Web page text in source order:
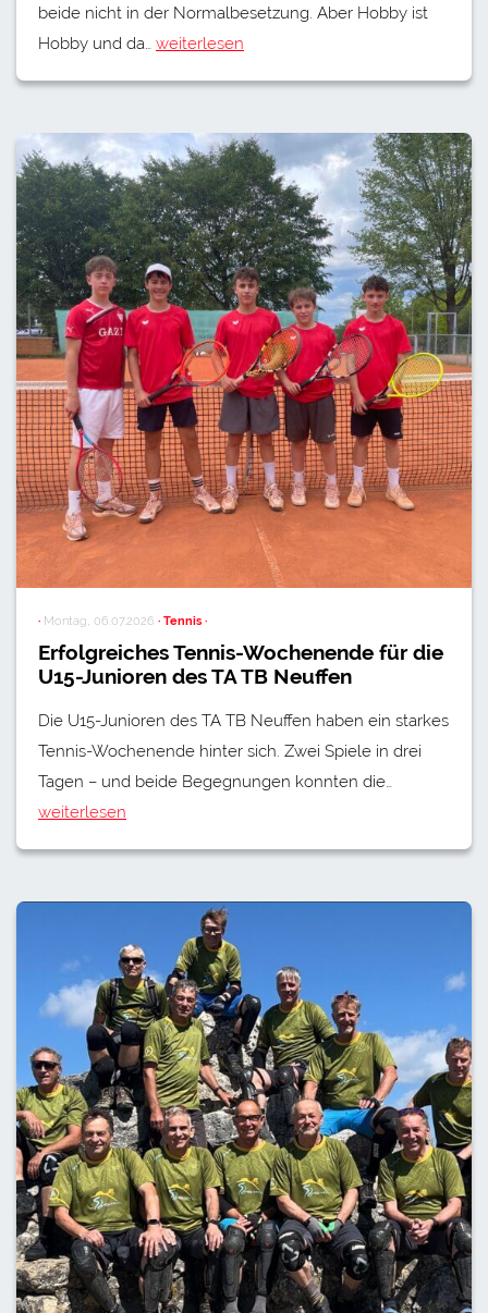
beide nicht in der Normalbesetzung. Aber Hobby ist
Hobby und da… weiterlesen
· Montag, 06.07.2026 · Tennis ·
Erfolgreiches Tennis-Wochenende für die
U15-Junioren des TA TB Neuffen
Die U15-Junioren des TA TB Neuffen haben ein starkes
Tennis-Wochenende hinter sich. Zwei Spiele in drei
Tagen – und beide Begegnungen konnten die…
weiterlesen